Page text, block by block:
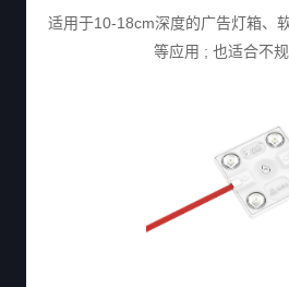
适用于10-18cm深度的广告灯箱、
等应用 ; 也适合不规